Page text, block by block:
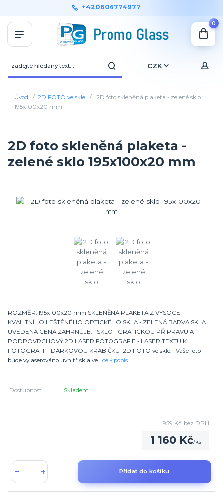
CZK
+420606774977
0
Úvod 2D FOTO ve skle
2D foto skleněná plaketa - zelené sklo
195x100x20 mm
2D foto skleněná plaketa -
zelené sklo 195x100x20 mm
ROZMĚR: 195x100x20 mm SKLENĚNÁ PLAKETA Z VYSOCE
KVALITNÍHO LEŠTĚNÉHO OPTICKÉHO SKLA - ZELENÁ BARVA SKLA
UVEDENÁ CENA ZAHRNUJE: - SKLO - GRAFICKOU PŘÍPRAVU A
PODPOVRCHOVÝ 2D LASER FOTOGRAFIE - LASER TEXTU K
FOTOGRAFII - DÁRKOVOU KRABIČKU 2D FOTO ve skle: Vaše foto
bude vylaserováno uvnitř skla ve... celý popis
Dostupnost Skladem
1 160 Kč/ks
959 Kč bez DPH
Přidat do košíku